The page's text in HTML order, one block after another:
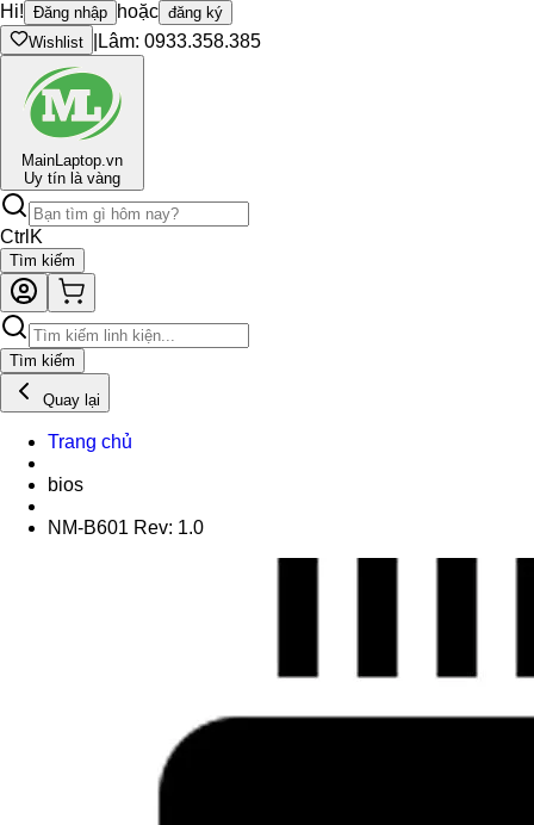
Hi! Đăng nhập hoặc đăng ký
Wishlist
Lâm: 0933.358.385
MainLaptop.vn
Uy tín là vàng
Ctrl K
Tìm kiếm
Tìm kiếm
Quay lại
Trang chủ
bios
NM-B601 Rev: 1.0